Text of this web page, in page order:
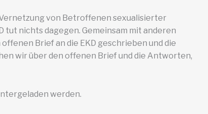
von Betroffenen sexualisierter
tut nichts dagegen. Gemeinsam mit anderen
Brief an die EKD geschrieben und die
wir über den offenen Brief und die Antworten,
werden.